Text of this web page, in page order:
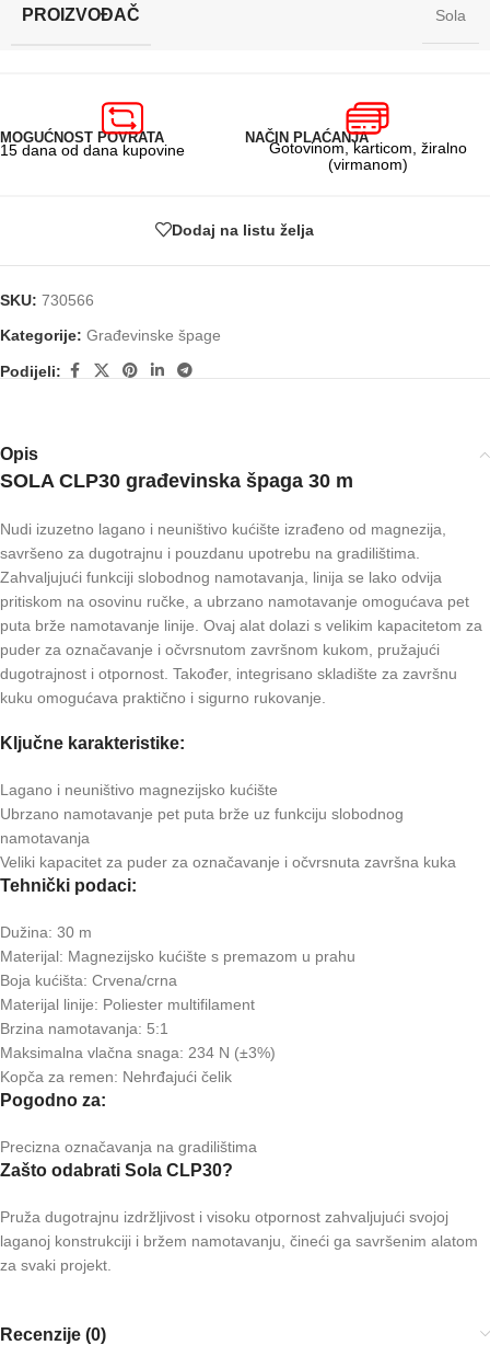
PROIZVOĐAČ Sola
MOGUĆNOST POVRATA
15 dana od dana kupovine
NAČIN PLAĆANJA
Gotovinom, karticom, žiralno
(virmanom)
Dodaj na listu želja
SKU: 730566
Kategorije: Građevinske špage
Podijeli:
Opis
SOLA CLP30 građevinska špaga 30 m
Nudi izuzetno lagano i neuništivo kućište izrađeno od magnezija,
savršeno za dugotrajnu i pouzdanu upotrebu na gradilištima.
Zahvaljujući funkciji slobodnog namotavanja, linija se lako odvija
pritiskom na osovinu ručke, a ubrzano namotavanje omogućava pet
puta brže namotavanje linije. Ovaj alat dolazi s velikim kapacitetom za
puder za označavanje i očvrsnutom završnom kukom, pružajući
dugotrajnost i otpornost. Također, integrisano skladište za završnu
kuku omogućava praktično i sigurno rukovanje.
Ključne karakteristike:
Lagano i neuništivo magnezijsko kućište
Ubrzano namotavanje pet puta brže uz funkciju slobodnog
namotavanja
Veliki kapacitet za puder za označavanje i očvrsnuta završna kuka
Tehnički podaci:
Dužina: 30 m
Materijal: Magnezijsko kućište s premazom u prahu
Boja kućišta: Crvena/crna
Materijal linije: Poliester multifilament
Brzina namotavanja: 5:1
Maksimalna vlačna snaga: 234 N (±3%)
Kopča za remen: Nehrđajući čelik
Pogodno za:
Precizna označavanja na gradilištima
Zašto odabrati Sola CLP30?
Pruža dugotrajnu izdržljivost i visoku otpornost zahvaljujući svojoj
laganoj konstrukciji i bržem namotavanju, čineći ga savršenim alatom
za svaki projekt.
Recenzije (0)